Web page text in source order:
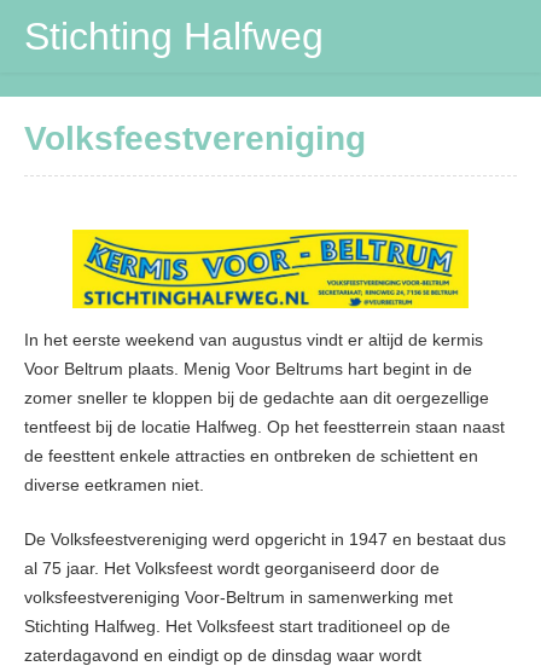
Stichting Halfweg
Stichting Halfweg
Volksfeestvereniging
Maïspotters
Verbouwing
Contactpersonen
Volksfeestvereniging
In het eerste weekend van augustus vindt er altijd de kermis
Voor Beltrum plaats. Menig Voor Beltrums hart begint in de
zomer sneller te kloppen bij de gedachte aan dit oergezellige
tentfeest bij de locatie Halfweg. Op het feestterrein staan naast
de feesttent enkele attracties en ontbreken de schiettent en
diverse eetkramen niet.
De Volksfeestvereniging werd opgericht in 1947 en bestaat dus
al 75 jaar. Het Volksfeest wordt georganiseerd door de
volksfeestvereniging Voor-Beltrum in samenwerking met
Stichting Halfweg. Het Volksfeest start traditioneel op de
zaterdagavond en eindigt op de dinsdag waar wordt